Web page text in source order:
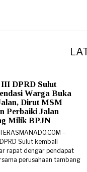
DPRD Sulut
Warga Buka
Dirut MSM
Perbaiki Jalan
Milik BPJN
–
Sulut kembali
rapat dengar pendapat
perusahaan tambang